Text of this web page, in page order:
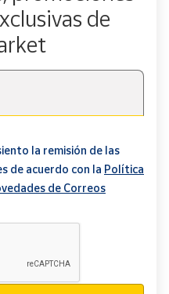
de
la remisión de las
de acuerdo con la Política
de Correos